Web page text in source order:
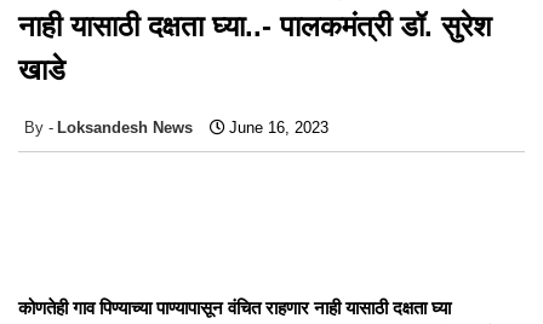
नाही यासाठी दक्षता घ्या..- पालकमंत्री डॉ. सुरेश
खाडे
Loksandesh News June 16, 2023
कोणतेही गाव पिण्याच्या पाण्यापासून वंचित राहणार नाही यासाठी दक्षता घ्या